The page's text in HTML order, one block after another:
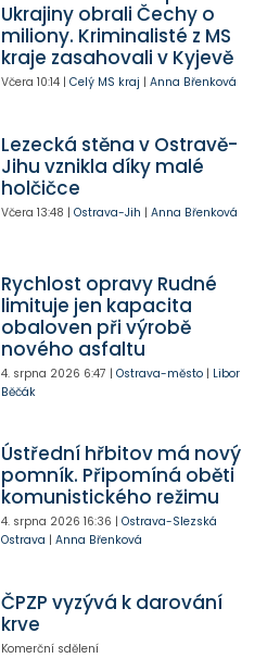
Ukrajiny obrali Čechy o
miliony. Kriminalisté z MS
kraje zasahovali v Kyjevě
Včera 10:14| Celý MS kraj | Anna Břenková
Lezecká stěna v Ostravě-
Jihu vznikla díky malé
holčičce
Včera 13:48 | Ostrava-Jih | Anna Břenková
Rychlost opravy Rudné
limituje jen kapacita
obaloven při výrobě
nového asfaltu
4. srpna 2026 6:47 | Ostrava-město| Libor
Běčák
Ústřední hřbitov má nový
pomník. Připomíná oběti
komunistického režimu
4. srpna 2026 16:36 | Ostrava-Slezská
Ostrava | Anna Břenková
ČPZP vyzývá k darování
krve
Komerční sdělení